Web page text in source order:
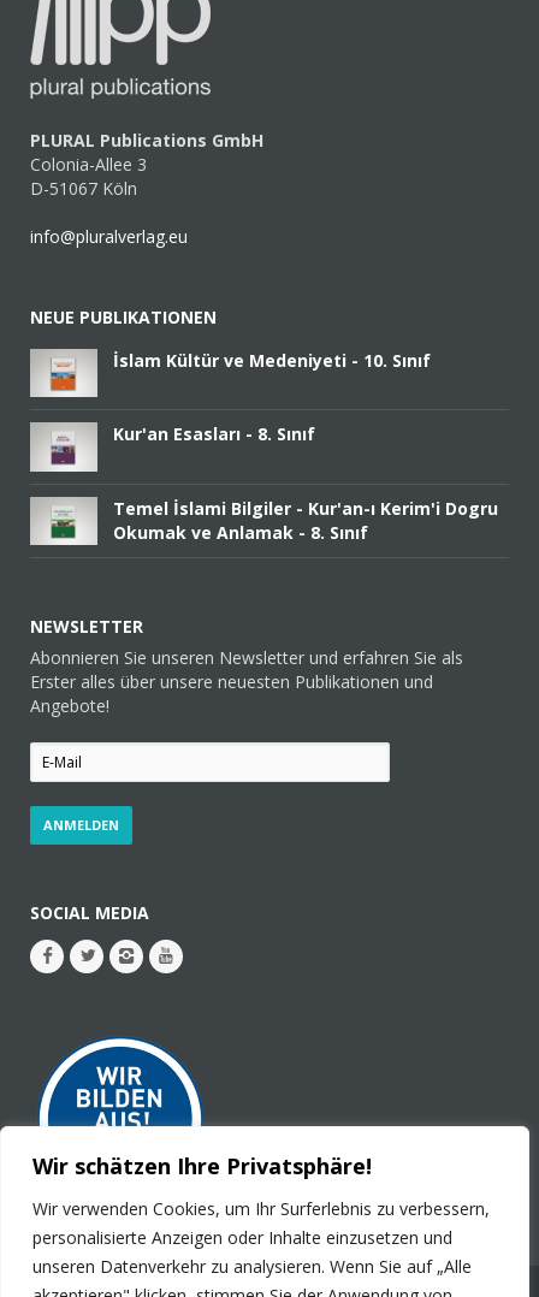
Wir schätzen Ihre Privatsphäre!
Wir verwenden Cookies, um Ihr Surferlebnis zu verbessern,
personalisierte Anzeigen oder Inhalte einzusetzen und
unseren Datenverkehr zu analysieren. Wenn Sie auf „Alle
PLURAL Publications GmbH
Colonia-Allee 3
D-51067 Köln
info@pluralverlag.eu
NEUE PUBLIKATIONEN
İslam Kültür ve Medeniyeti - 10. Sınıf
Kur'an Esasları - 8. Sınıf
Temel İslami Bilgiler - Kur'an-ı Kerim'i Dogru
Okumak ve Anlamak - 8. Sınıf
NEWSLETTER
Abonnieren Sie unseren Newsletter und erfahren Sie als
Erster alles über unsere neuesten Publikationen und
Angebote!
SOCIAL MEDIA